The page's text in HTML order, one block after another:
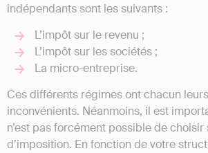
indépendants sont les suivants :
L’impôt sur le revenu ;
L’impôt sur les sociétés ;
La micro-entreprise.
Ces différents régimes ont chacun
inconvénients. Néanmoins, il est
n’est pas forcément possible de
d’imposition. En fonction de votre